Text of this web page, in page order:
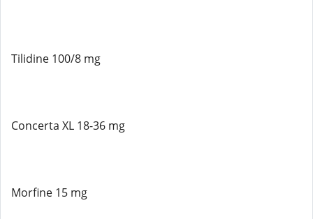
Tilidine 100/8 mg
Concerta XL 18-36 mg
Morfine 15 mg